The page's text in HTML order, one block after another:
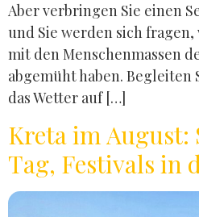
Aber verbringen Sie einen
und Sie werden sich fragen,
mit den Menschenmassen
abgemüht haben. Begleiten
das Wetter auf […]
Kreta im August:
Tag, Festivals in